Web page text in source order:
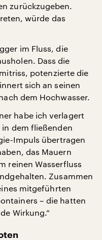
zurückzugeben.
würde das
im Fluss, die
Dass die
potenzierte die
sich an seinen
dem Hochwasser.
habe ich verlagert
in dem fließenden
Impuls übertragen
das Mauern
reinen Wasserfluss
Zusammen
mitgeführten
– die hatten
Wirkung.“